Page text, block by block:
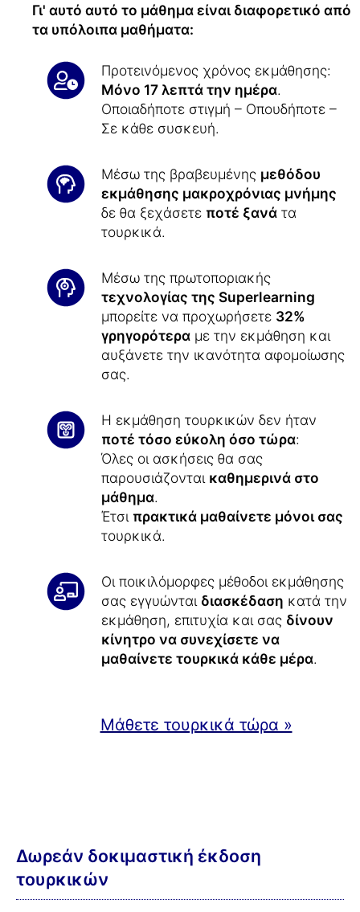
Γι' αυτό αυτό το μάθημα είναι διαφορετικό από
τα υπόλοιπα μαθήματα:
Προτεινόμενος χρόνος εκμάθησης:
Μόνο 17 λεπτά την ημέρα.
Οποιαδήποτε στιγμή – Οπουδήποτε –
Σε κάθε συσκευή.
Μέσω της βραβευμένης μεθόδου
εκμάθησης μακροχρόνιας μνήμης
δε θα ξεχάσετε ποτέ ξανά τα
τουρκικά.
Μέσω της πρωτοποριακής
τεχνολογίας της Superlearning
μπορείτε να προχωρήσετε 32%
γρηγορότερα με την εκμάθηση και
αυξάνετε την ικανότητα αφομοίωσης
σας.
Η εκμάθηση τουρκικών δεν ήταν
ποτέ τόσο εύκολη όσο τώρα:
Όλες οι ασκήσεις θα σας
παρουσιάζονται καθημερινά στο
μάθημα.
Έτσι πρακτικά μαθαίνετε μόνοι σας
τουρκικά.
Οι ποικιλόμορφες μέθοδοι εκμάθησης
σας εγγυώνται διασκέδαση κατά την
εκμάθηση, επιτυχία και σας δίνουν
κίνητρο να συνεχίσετε να
μαθαίνετε τουρκικά κάθε μέρα.
Μάθετε τουρκικά τώρα »
Δωρεάν δοκιμαστική έκδοση
τουρκικών